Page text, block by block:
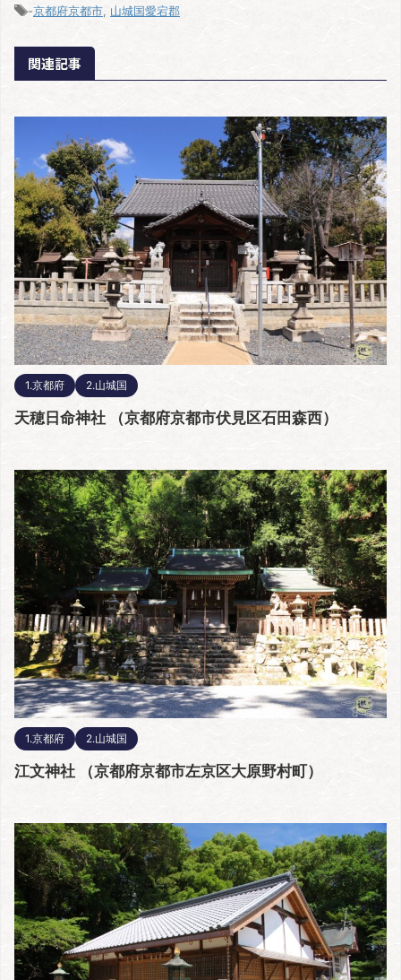
-京都府京都市, 山城国愛宕郡
関連記事
1.京都府 2.山城国
天穂日命神社 （京都府京都市伏見区石田森西）
1.京都府 2.山城国
江文神社 （京都府京都市左京区大原野村町）